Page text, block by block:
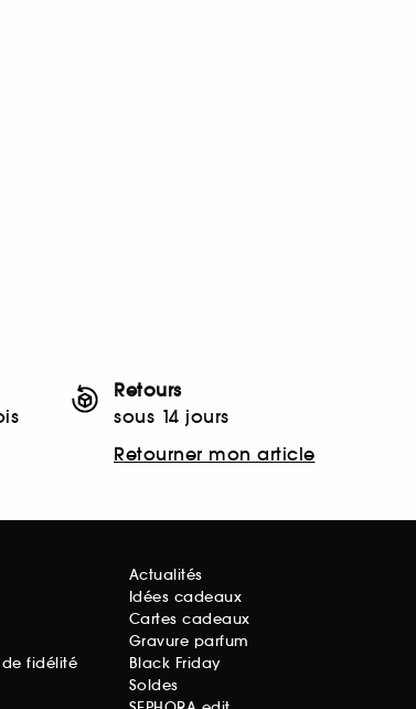
Retours
sous 14 jours
Retourner mon article
fidélité
Actualités
Idées cadeaux
Cartes cadeaux
Gravure parfum
Black Friday
Soldes